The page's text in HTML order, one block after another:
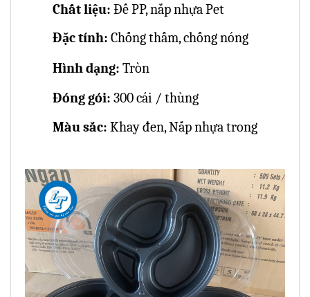
Chất liệu: Đế PP, nắp nhựa Pet
Đặc tính: Chống thấm, chống nóng
Hình dạng: Tròn
Đóng gói: 300 cái / thùng
Màu sắc: Khay đen, Nắp nhựa trong